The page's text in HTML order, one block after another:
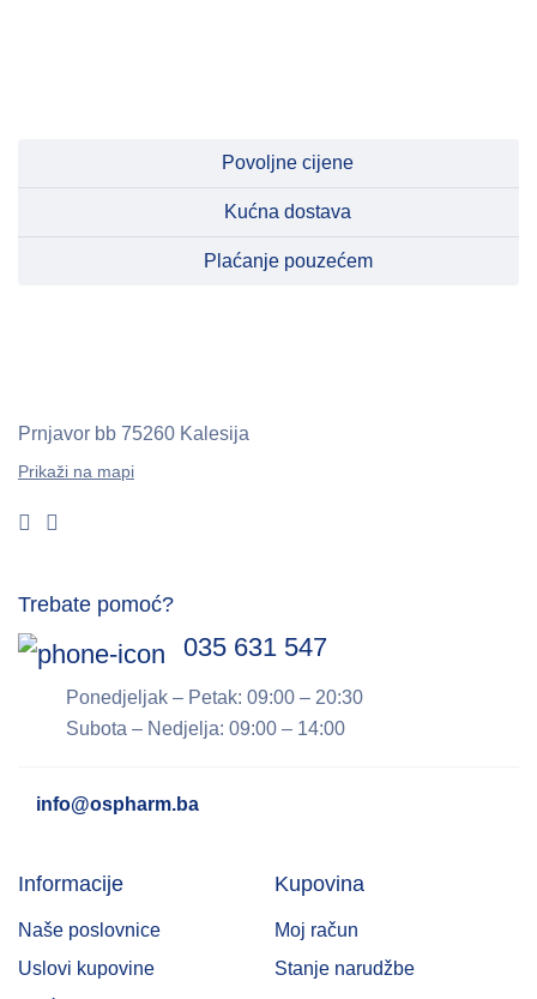
Povoljne cijene
Kućna dostava
Plaćanje pouzećem
Prnjavor bb 75260 Kalesija
Prikaži na mapi
Trebate pomoć?
035 631 547
Ponedjeljak – Petak: 09:00 – 20:30
Subota – Nedjelja: 09:00 – 14:00
info@ospharm.ba
Informacije
Naše poslovnice
Uslovi kupovine
Kupovina
Moj račun
Stanje narudžbe